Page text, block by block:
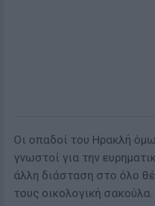
Οι οπαδοί του Ηρακλή
γνωστοί για την
άλλη διάσταση στο όλο
τους οικολογική σακούλα.